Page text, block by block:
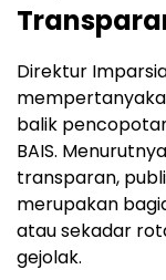
Direktur
balik
BAIS.
transparan,
merupakan
atau sekadar
gejolak.